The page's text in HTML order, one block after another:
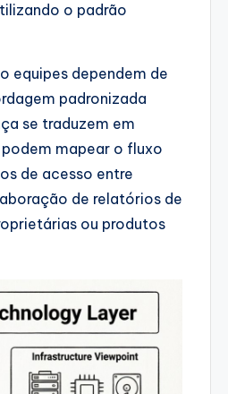
o padrão
equipes dependem de
padronizada
se traduzem em
mapear o fluxo
de acesso entre
de relatórios de
ou produtos